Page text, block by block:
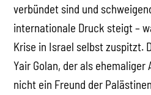
verbündet sind und
internationale Druck steigt –
Krise in Israel selbst zuspitzt.
Yair Golan, der als
nicht ein Freund der